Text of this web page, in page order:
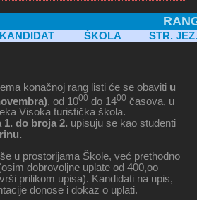
KANDIDAT ŠKOLA STR. JEZ.
konačnoj rang listi će se obaviti u
, od 1000 do 1400 časova, u
Visoka turistička škola.
1. do broja 2. upisuju se kao studenti
u prostorijama Škole, već prethodno
dobrovoljne uplate od 400,oo
prilikom upisa). Kandidati na upis,
donose i dokaz o uplati.